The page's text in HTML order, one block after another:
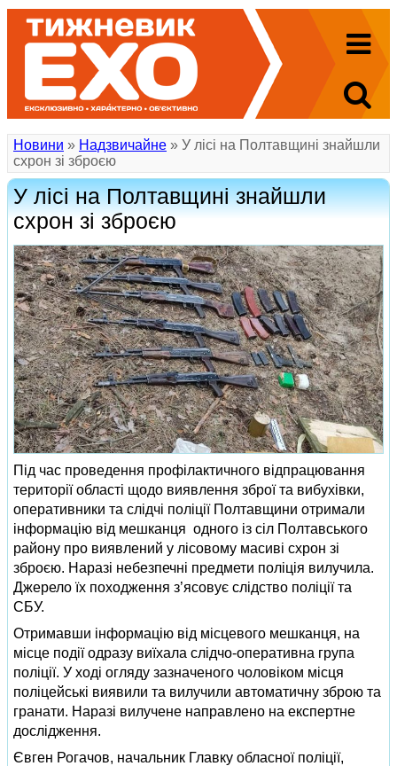
Новини » Надзвичайне » У лісі на Полтавщині знайшли
схрон зі зброєю
У лісі на Полтавщині знайшли
схрон зі зброєю
Під час проведення профілактичного відпрацювання
території області щодо виявлення зброї та вибухівки,
оперативники та слідчі поліції Полтавщини отримали
інформацію від мешканця одного із сіл Полтавського
району про виявлений у лісовому масиві схрон зі
зброєю. Наразі небезпечні предмети поліція вилучила.
Джерело їх походження з’ясовує слідство поліції та
СБУ.
Отримавши інформацію від місцевого мешканця, на
місце події одразу виїхала слідчо-оперативна група
поліції. У ході огляду зазначеного чоловіком місця
поліцейські виявили та вилучили автоматичну зброю та
гранати. Наразі вилучене направлено на експертне
дослідження.
Євген Рогачов, начальник Главку обласної поліції,